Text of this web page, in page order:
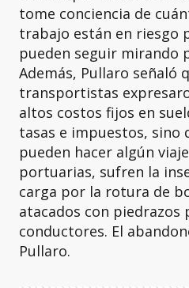
tome conciencia de
trabajo están en riesgo
pueden seguir mirando
Además, Pullaro señaló
transportistas
altos costos fijos en
tasas e impuestos, sino
pueden hacer algún
portuarias, sufren la
carga por la rotura de
atacados con piedrazos
conductores. El
Pullaro.